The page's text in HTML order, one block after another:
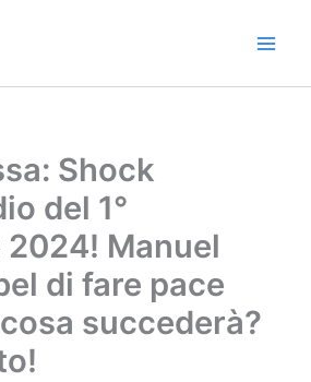
Shock
del 1°
Manuel
di fare pace
succederà?